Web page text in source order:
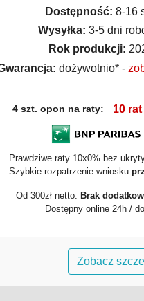
Dostępność: 8-16
Wysyłka: 3-5 dni
Rok produkcji:
dożywotnio* -
4 szt. opon na raty: 10 rat
Prawdziwe raty 10x0% bez
Szybkie rozpatrzenie wniosku
Od 300zł netto.Brak
Dostępny online 24h /
Zobacz